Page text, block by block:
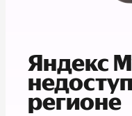
Яндекс
регионе